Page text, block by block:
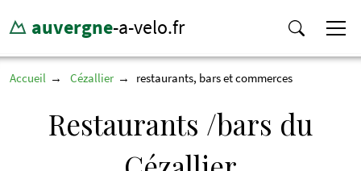
auvergne-a-velo.fr
Accueil Cézallier restaurants, bars et commerces
Restaurants /bars du